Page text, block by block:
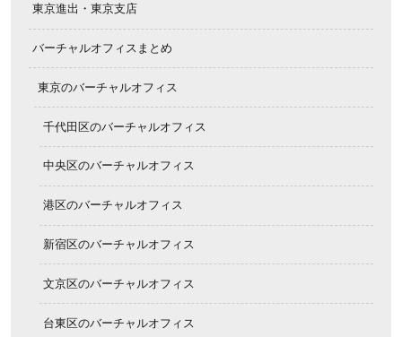
東京進出・東京支店
バーチャルオフィスまとめ
東京のバーチャルオフィス
千代田区のバーチャルオフィス
中央区のバーチャルオフィス
港区のバーチャルオフィス
新宿区のバーチャルオフィス
文京区のバーチャルオフィス
台東区のバーチャルオフィス